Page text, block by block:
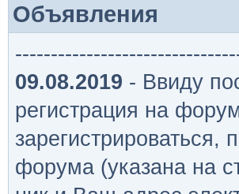
Объявления
09.08.2019 - Ввиду
регистрация на
форума (указана на